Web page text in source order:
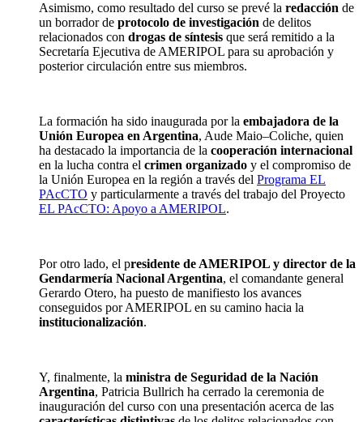
Asimismo, como resultado del curso se prevé la redacción de
un borrador de protocolo de investigación de delitos
relacionados con drogas de síntesis que será remitido a la
Secretaría Ejecutiva de AMERIPOL para su aprobación y
posterior circulación entre sus miembros.
La formación ha sido inaugurada por la embajadora de la
Unión Europea en Argentina, Aude Maio–Coliche, quien
ha destacado la importancia de la cooperación internacional
en la lucha contra el crimen organizado y el compromiso de
la Unión Europea en la región a través del Programa EL
PAcCTO y particularmente a través del trabajo del Proyecto
EL PAcCTO: Apoyo a AMERIPOL.
Por otro lado, el presidente de AMERIPOL y director de la
Gendarmería Nacional Argentina, el comandante general
Gerardo Otero, ha puesto de manifiesto los avances
conseguidos por AMERIPOL en su camino hacia la
institucionalización.
Y, finalmente, la ministra de Seguridad de la Nación
Argentina, Patricia Bullrich ha cerrado la ceremonia de
inauguración del curso con una presentación acerca de las